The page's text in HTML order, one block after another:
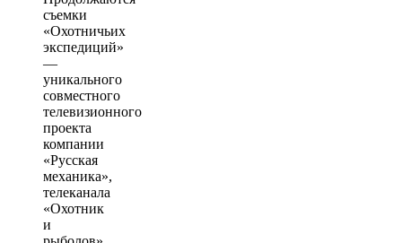
съемки
«Охотничьих
экспедиций»
—
уникального
совместного
телевизионного
проекта
компании
«Русская
механика»,
телеканала
«Охотник
и